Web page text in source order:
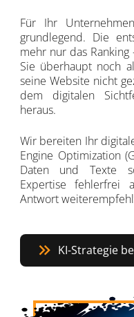
Für Ihr
grundlegend. Die
mehr nur das Ranking
Sie überhaupt noch
seine Website nicht
dem digitalen
heraus.
Wir bereiten Ihr
Engine Optimization
Daten und Texte
Expertise fehlerfrei
Antwort
KI-Strategie